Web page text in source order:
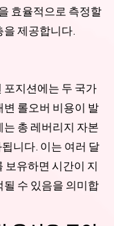
효율적으로 측정할
을 제공합니다.
포지션에는 두 국가
롤오버 비용이 발
총 레버리지 자본
니다. 이는 여러 달
보유하면 시간이 지
수 있음을 의미합